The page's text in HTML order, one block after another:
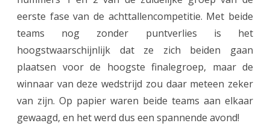
e
n
b
i
eerste fase van de achttallencompetitie. Met beide
teams nog zonder puntverlies is het
hoogstwaarschijnlijk dat ze zich beiden gaan
plaatsen voor de hoogste finalegroep, maar de
winnaar van deze wedstrijd zou daar meteen zeker
van zijn. Op papier waren beide teams aan elkaar
gewaagd, en het werd dus een spannende avond!